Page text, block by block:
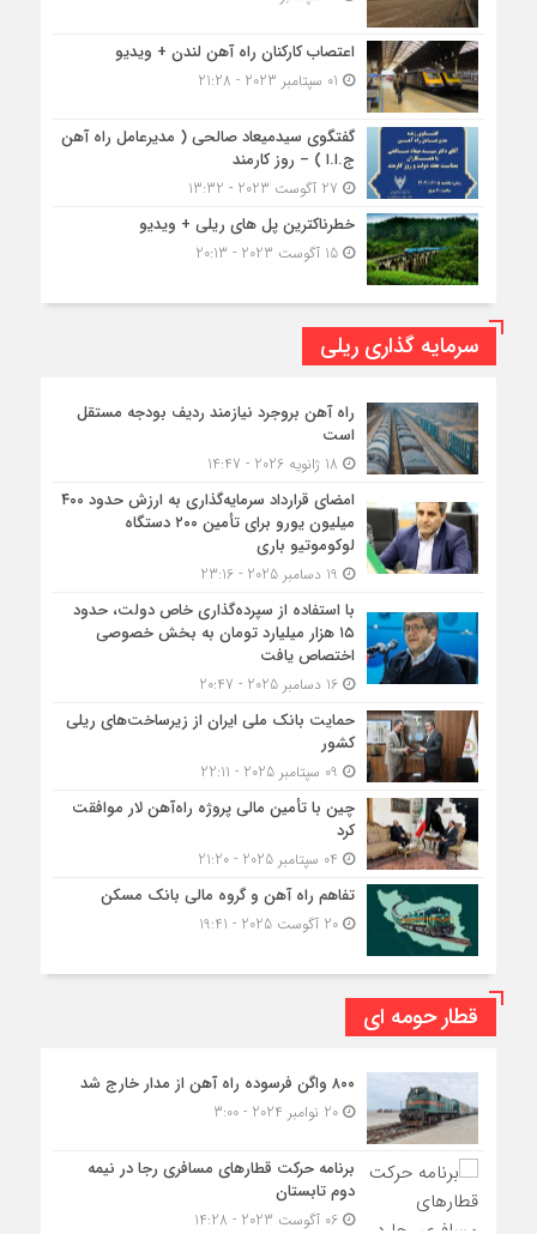
اعتصاب کارکنان راه آهن لندن + ویدیو
گفتگوی سیدمیعاد صالحی ( مدیرعامل راه آهن
ج.ا.ا ) – روز کارمند
خطرناکترین پل های ریلی + ویدیو
15 آگوست 2023 - 20:13
سرمایه گذاری ریلی
راه آهن بروجرد نیازمند ردیف بودجه مستقل
است
امضای قرارداد سرمایه‌گذاری به ارزش حدود ۴۰۰
میلیون یورو برای تأمین ۲۰۰ دستگاه
لوکوموتیو باری
با استفاده از سپرده‌گذاری خاص دولت، حدود
۱۵ هزار میلیارد تومان به بخش خصوصی
اختصاص یافت
16 دسامبر 2025 - 20:47
حمایت بانک ملی ایران از زیرساخت‌های ریلی
کشور
چین با تأمین مالی پروژه راه‌آهن لار موافقت
کرد
تفاهم راه آهن و گروه مالی بانک مسکن
20 آگوست 2025 - 19:41
قطار حومه ای
۸۰۰ واگن فرسوده راه آهن از مدار خارج شد
20 نوامبر 2024 - 3:00
برنامه حرکت قطارهای مسافری رجا در نیمه
دوم تابستان
06 آگوست 2023 - 14:28